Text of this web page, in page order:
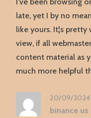
late, yet I by no
like yours. It¦s
view, if all
content material as
much more helpful
20/09/2024
binance